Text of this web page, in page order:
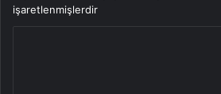
işaretlenmişlerdir